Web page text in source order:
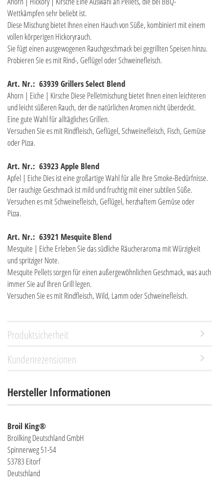
Wettkämpfen sehr beliebt ist.
Diese Mischung bietet Ihnen einen Hauch von Süße, kombiniert mit einem
vollen körperigen Hickoryrauch.
Sie fügt einen ausgewogenen Rauchgeschmack bei gegrillten Speisen hinzu.
Probieren Sie es mit Rind-, Geflügel oder Schweinefleisch.
Art. Nr.: 63939 Grillers Select Blend
Ahorn | Eiche | Kirsche Diese Pelletmischung bietet Ihnen einen leichteren
und leicht süßeren Rauch, der die natürlichen Aromen nicht überdeckt.
Eine gute Wahl für alltägliches Grillen.
Versuchen Sie es mit Rindfleisch, Geflügel, Schweinefleisch, Fisch, Gemüse
oder Pizza.
Art. Nr.: 63923 Apple Blend
Apfel | Eiche Dies ist eine großartige Wahl für alle Ihre Smoke-Bedürfnisse.
Der rauchige Geschmack ist mild und fruchtig mit einer subtilen Süße.
Versuchen es mit Schweinefleisch, Geflügel, herzhaftem Gemüse oder
Pizza.
Art. Nr.: 63921 Mesquite Blend
Mesquite | Eiche Erleben Sie das südliche Räucheraroma mit Würzigkeit
und spritziger Note.
Mesquite Pellets sorgen für einen außergewöhnlichen Geschmack, was auch
immer Sie auf Ihren Grill legen.
Versuchen Sie es mit Rindfleisch, Wild, Lamm oder Schweinefleisch.
Produktsicherheit
Kundenrezensionen
Hersteller Informationen
Broil King®
Broilking Deutschland GmbH
Spinnerweg 51-54
53783 Eitorf
Deutschland